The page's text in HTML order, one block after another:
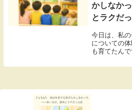
かしなか
とラクだ
今日は、私の
についての
も育てたん
少し困って